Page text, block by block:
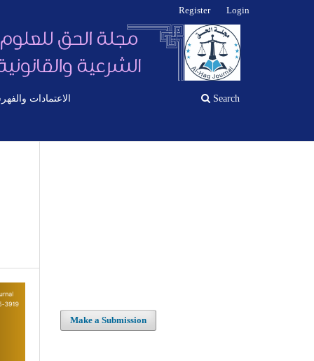
الاعتمادات Search
Register Login
Make a Submission